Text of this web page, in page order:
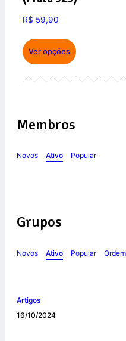
R$ 59,90
Ver opções
Membros
Novos Ativo Popular
Grupos
Novos Ativo Popular
Artigos
16/10/2024